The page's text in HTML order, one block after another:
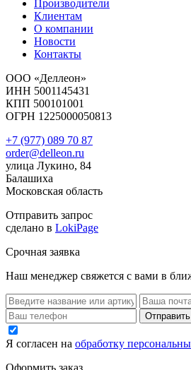
Производители
Клиентам
О компании
Новости
Контакты
ООО «Деллеон»
ИНН 5001145431
КПП 500101001
ОГРН 1225000050813
+7 (977) 089 70 87
order@delleon.ru
улица Лукино, 84
Балашиха
Московская область
Отправить запрос
сделано в LokiPage
Срочная заявка
Наш менеджер свяжется с вами в
Я согласен на обработку